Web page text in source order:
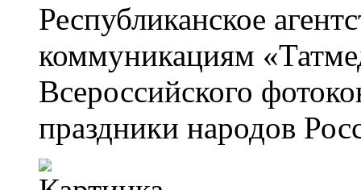
Республиканское
коммуникациям
Всероссийского
праздники народов